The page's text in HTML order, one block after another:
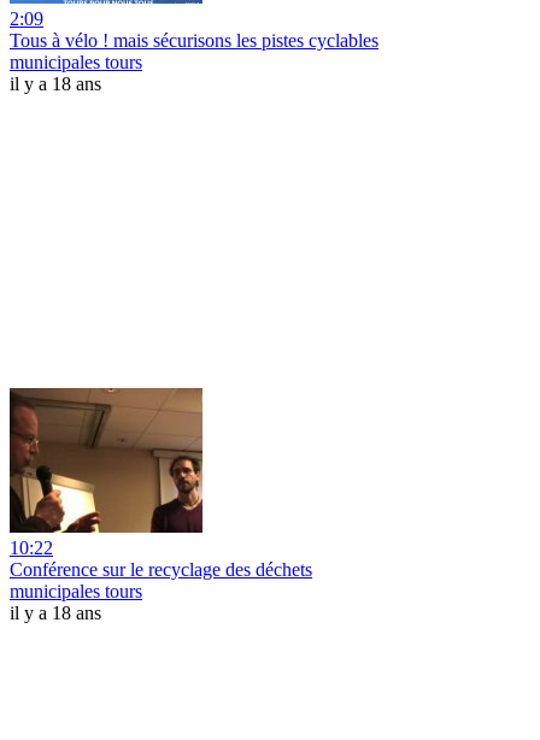
2:09
Tous à vélo ! mais sécurisons les pistes cyclables
municipales tours
il y a 18 ans
10:22
Conférence sur le recyclage des déchets
municipales tours
il y a 18 ans